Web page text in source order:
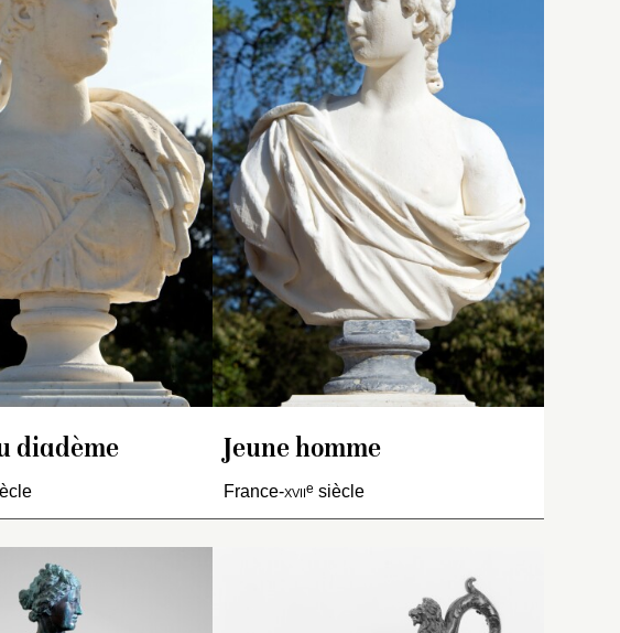
représentant une
qui a les cheveux
et nattés, ramenés
derrière la tête
tournée vers
gauche. Elle est
d’une draperie qui
son sein droit
diadème
Buste représentant une
femme regardant à gauche.
Elle est coiffée d’un
diadème, les cheveux
ramenés derrière la tête,
dont une tresse tombe sur
le cou, et ceints d’un
bandeau. Elle est couverte
d’une chemise légère
couvrant ses seins, tenue
par une sangle traversant le
buste jusqu’à l’épaule
gauche et qui laisse
l’épaule droite et le haut de
sa poitrine découvertes. Sur
l’épaule gauche, par-
une lourde draperie qui
Jeune homme
France-xviie siècle
un
regardant à
sont
Il porte
ramenée sur
qui laisse
sein gauches